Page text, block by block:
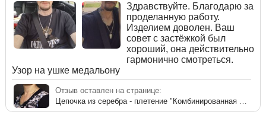
Здравствуйте. Благодарю за
проделанную работу.
Изделием доволен. Ваш
совет с застёжкой был
хороший, она действительно
гармонично смотреться.
Узор на ушке медальону
Отзыв оставлен на странице: